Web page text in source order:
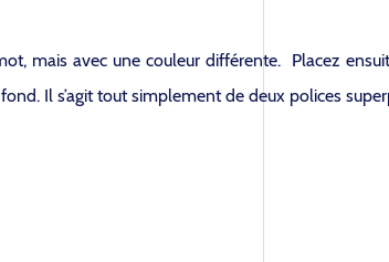
mais avec une couleur différente. Placez
Il s’agit tout simplement de deux polices